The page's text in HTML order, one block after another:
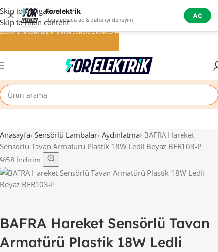
✕ Forelektrik
Uygulamada aç & daha iyi deneyim
AÇ
Skip to navigation
Skip to main content
Anasayfa› Sensörlü Lambalar› Aydınlatma› BAFRA Hareket
Sensörlü Tavan Armatürü Plastik 18W Ledli Beyaz BFR103-P
%58 İndirim
BAFRA Hareket Sensörlü Tavan
Armatürü Plastik 18W Ledli
25.000 TL ve üzeri alışverişlerde ÜCRETSİZ KARGO 🚚